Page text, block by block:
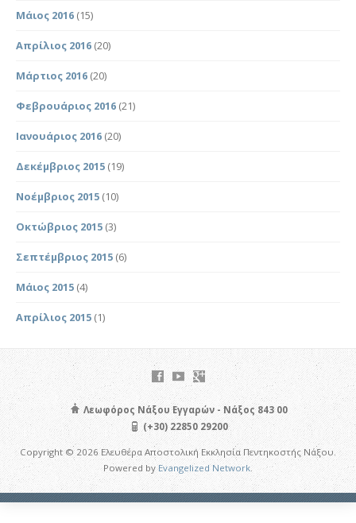
Μάιος 2016 (15)
Απρίλιος 2016 (20)
Μάρτιος 2016 (20)
Φεβρουάριος 2016 (21)
Ιανουάριος 2016 (20)
Δεκέμβριος 2015 (19)
Νοέμβριος 2015 (10)
Οκτώβριος 2015 (3)
Σεπτέμβριος 2015 (6)
Μάιος 2015 (4)
Απρίλιος 2015 (1)
Λεωφόρος Νάξου Εγγαρών - Νάξος 843 00
(+30) 22850 29200
Copyright © 2026 Ελευθέρα Αποστολική Εκκλησία Πεντηκοστής Νάξου.
Powered byEvangelized Network.